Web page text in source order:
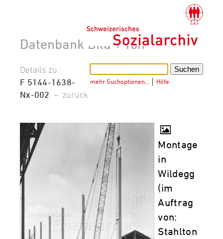
Datenbank Bild + Ton
mehr Suchoptionen… Hilfe
Details zu :
F 5144-1638-
Nx-002 – zurück
Montage
in
Wildegg
(im
Auftrag
von:
Stahlton